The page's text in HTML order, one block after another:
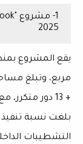
2025
يقع المشروع
مربع، وتبلغ
+ 13 دور متكرر
، مع
بلغت نسبة تنفيذ
التشطيبات